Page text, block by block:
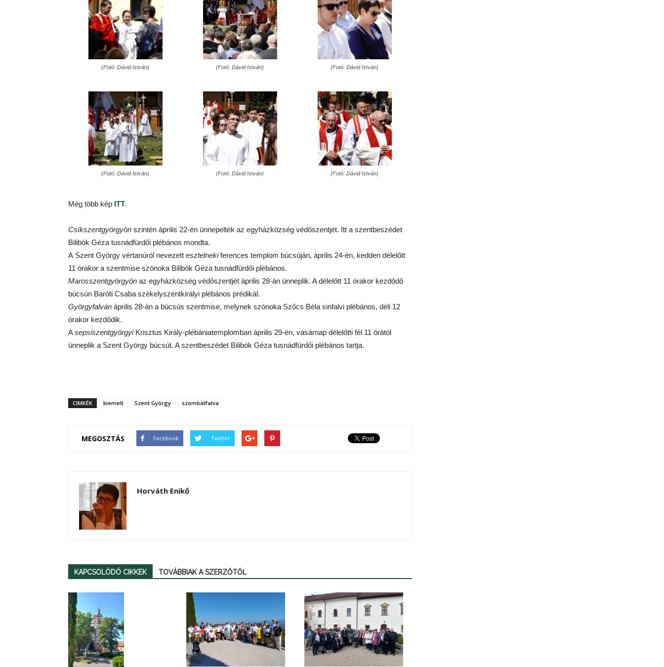
(Fotó: Dávid István) (Fotó: Dávid István) (Fotó: Dávid István)
(Fotó: Dávid István) (Fotó: Dávid István) (Fotó: Dávid István)
Még több kép ITT.
Csíkszentgyörgyön szintén április 22-én ünnepelték az egyházközség védőszentjét. Itt a szentbeszédet
Bilibók Géza tusnádfürdői plébános mondta.
A Szent György vértanúról nevezett esztelnekiferences templom búcsúján, április 24-én, kedden délelőtt
11 órakor a szentmise szónoka Bilibók Géza tusnádfürdői plébános.
Marosszentgyörgyön az egyházközség védőszentjét április 28-án ünneplik. A délelőtt 11 órakor kezdődő
búcsún Baróti Csaba székelyszentkirályi plébános prédikál.
Györgyfalván április 28-án a búcsús szentmise, melynek szónoka Szőcs Béla sinfalvi plébános, déli 12
órakor kezdődik.
AsepsiszentgyörgyiKrisztus Király-plébániatemplomban április 29-én, vasárnap délelőtti fél 11 órától
ünneplik a Szent György búcsút. A szentbeszédet Bilibók Géza tusnádfürdői plébános tartja.
CIMKÉK kiemelt Szent György szombatfalva
MEGOSZTÁS Facebook Twitter
Horváth Enikő
KAPCSOLÓDÓ CIKKEK TOVÁBBIAK A SZERZŐTŐL